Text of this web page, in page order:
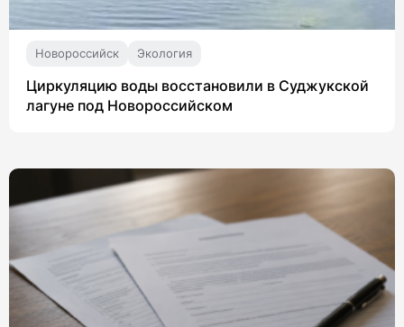
Новороссийск Экология
Циркуляцию воды восстановили в Суджукской
лагуне под Новороссийском